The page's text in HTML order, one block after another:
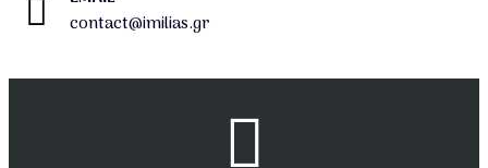
contact@imilias.gr